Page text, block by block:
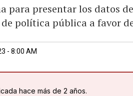
para presentar los datos
política pública a favor
- 8:00 AM
hace más de 2 años.